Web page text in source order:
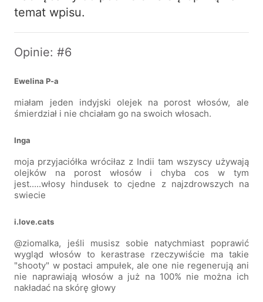
temat wpisu.
Opinie: #6
Ewelina P-a
miałam jeden indyjski olejek na porost włosów, ale
śmierdział i nie chciałam go na swoich włosach.
Inga
moja przyjaciółka wróciłaz z Indii tam wszyscy używają
olejków na porost włosów i chyba cos w tym
jest.....włosy hindusek to cjedne z najzdrowszych na
swiecie
i.love.cats
@ziomalka, jeśli musisz sobie natychmiast poprawić
wygląd włosów to kerastrase rzeczywiście ma takie
"shooty" w postaci ampułek, ale one nie regenerują ani
nie naprawiają włosów a już na 100% nie można ich
nakładać na skórę głowy